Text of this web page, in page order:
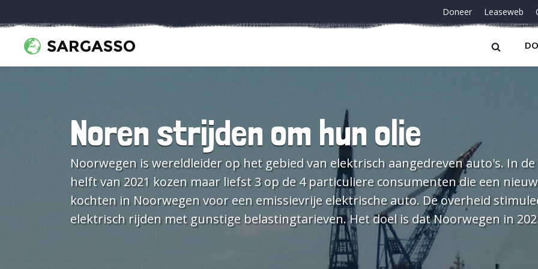
Doneer Leaseweb
Noren strijden om hun olie
Noorwegen is wereldleider op het gebied van elektrisch aangedreven auto's. In
helft van 2021 kozen maar liefst 3 op de 4 particuliere consumenten die een
kochten in Noorwegen voor een emissievrije elektrische auto. De overheid
elektrisch rijden met gunstige belastingtarieven. Het doel is dat Noorwegen in
fossielvrij rijdt. Maar in de maandag gestarte verkiezingscampagne voor de
parlementsverkiezingen op 13 september bleek olie nog steeds een politiek